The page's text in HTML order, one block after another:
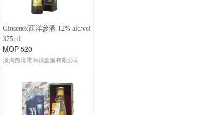
Ginsenex西洋參酒 12% alc/vol
375ml
MOP 520
澳淘跨境電商供應鏈有限公司